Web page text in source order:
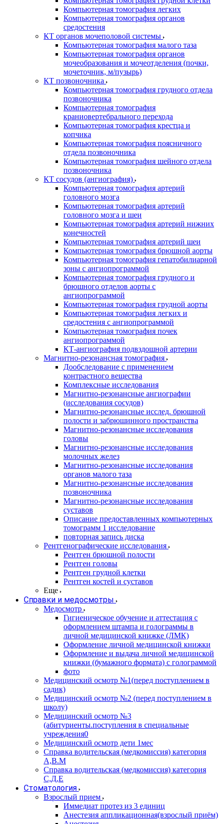
Компьютерная томография легких
Компьютерная томография органов
средостения
КТ органов мочеполовой системы
Компьютерная томография малого таза
Компьютерная томография органов
мочеобразования и мочеотделения (почки,
мочеточник, м/пузырь)
КТ позвоночника
Компьютерная томография грудного отдела
позвоночника
Компьютерная томография
краниовертебрального перехода
Компьютерная томография крестца и
копчика
Компьютерная томография поясничного
отдела позвоночника
Компьютерная томография шейного отдела
позвоночника
КТ сосудов (ангиография)
Компьютерная томография артерий
головного мозга
Компьютерная томография артерий
головного мозга и шеи
Компьютерная томография артерий нижних
конечностей
Компьютерная томография артерий шеи
Компьютерная томография брюшной аорты
Компьютерная томография гепатобилиарной
зоны с ангиопрограммой
Компьютерная томография грудного и
брюшного отделов аорты с
ангиопрограммой
Компьютерная томография грудной аорты
Компьютерная томография легких и
средостения с ангиопрограммой
Компьютерная томография почек
ангиопрограммой
КТ-ангиография подвздошной артерии
Магнитно-резонансная томография
Дообследование с применением
контрастного вещества
Комплексные исследования
Магнитно-резонансные ангиографии
(исследования сосудов)
Магнитно-резонансные исслед. брюшной
полости и забрюшинного пространства
Магнитно-резонансные исследования
головы
Магнитно-резонансные исследования
молочных желез
Магнитно-резонансные исследования
органов малого таза
Магнитно-резонансные исследования
позвоночника
Магнитно-резонансные исследования
суставов
Описание предоставленных компьютерных
томограмм 1 исследование
повторная запись диска
Рентгенографические исследования
Рентген брюшной полости
Рентген головы
Рентген грудной клетки
Рентген костей и суставов
Еще
Справки и медосмотры
Медосмотр
Гигиеническое обучение и аттестация с
оформлением штампа и голограммы в
личной медицинской книжке (ЛМК)
Оформление личной медицинской книжки
Оформление и выдача личной медицинской
книжки (бумажного формата) с голограммой
фото
Медицинский осмотр №1(перед поступлением в
садик)
Медицинский осмотр №2 (перед поступлением в
школу)
Медицинский осмотр №3
(абитуриенты.поступления в специальные
учреждения0
Медицинский осмотр дети 1мес
Справка водительская (медкомиссия) категория
А,В.М
Справка водительская (медкомиссия) категория
С,Д,Е
Стоматология
Взрослый прием
Иммедиат протез из 3 единиц
Анестезия аппликационная(взрослый приём)